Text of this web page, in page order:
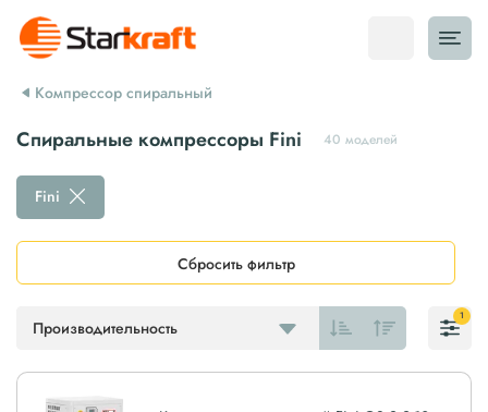
Компрессор спиральный
Спиральные компрессоры Fini 40 моделей
Производительность
Fini
Сбросить фильтр
1